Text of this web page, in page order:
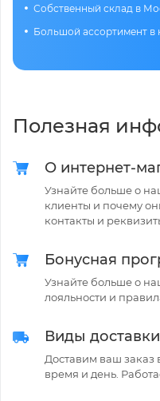
Собственный склад в
Большой ассортимент в
Полезная
О интернет-
Узнайте больше о
клиенты и почему
контакты и
Бонусная
Узнайте больше о
лояльности и
Виды доставки
Доставим ваш заказ
время и день.